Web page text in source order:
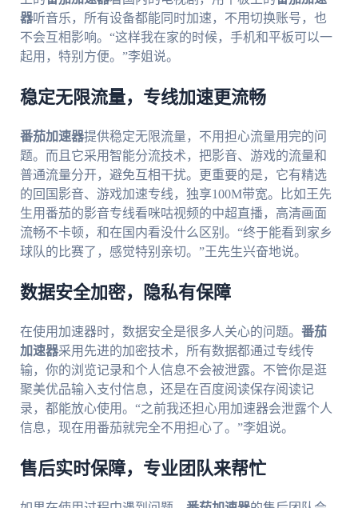
器听音乐，所有设备都能同时加速，不用切换账号，也
不会互相影响。“这样我在家的时候，手机和平板可以一
起用，特别方便。”李姐说。
稳定无限流量，专线加速更流畅
番茄加速器提供稳定无限流量，不用担心流量用完的问
题。而且它采用智能分流技术，把影音、游戏的流量和
普通流量分开，避免互相干扰。更重要的是，它有精选
的回国影音、游戏加速专线，独享100M带宽。比如王先
生用番茄的影音专线看咪咕视频的中超直播，高清画面
流畅不卡顿，和在国内看没什么区别。“终于能看到家乡
球队的比赛了，感觉特别亲切。”王先生兴奋地说。
数据安全加密，隐私有保障
在使用加速器时，数据安全是很多人关心的问题。 番茄
加速器采用先进的加密技术，所有数据都通过专线传
输，你的浏览记录和个人信息不会被泄露。不管你是逛
聚美优品输入支付信息，还是在百度阅读保存阅读记
录，都能放心使用。“之前我还担心用加速器会泄露个人
信息，现在用番茄就完全不用担心了。”李姐说。
售后实时保障，专业团队来帮忙